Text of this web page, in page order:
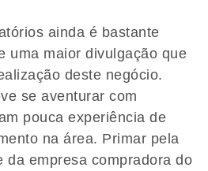
ainda é bastante
uma maior divulgação que
deste negócio.
se aventurar com
pouca experiência de
na área. Primar pela
da empresa compradora do